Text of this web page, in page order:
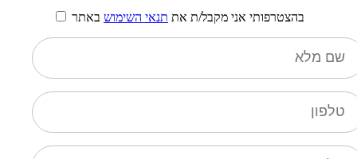
בהצטרפותי אני מקבל/ת את תנאי השימוש באתר